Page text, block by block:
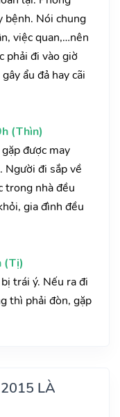
bệnh. Nói chung
việc quan,…nên
phải đi vào giờ
ẩu đả hay cãi
(Thìn)
được may
Người đi sắp về
trong nhà đều
gia đình đều
(Tị)
trái ý. Nếu ra đi
thì phải đòn, gặp
LÀ